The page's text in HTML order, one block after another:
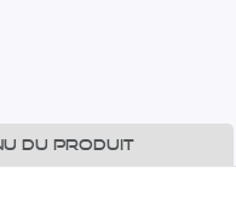
du produit